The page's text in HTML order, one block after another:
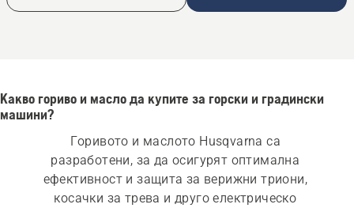
Какво гориво и масло да купите за горски и градински
машини?
Горивото и маслото Husqvarna са
разработени, за да осигурят оптимална
ефективност и защита за верижни триони,
косачки за трева и друго електрическо